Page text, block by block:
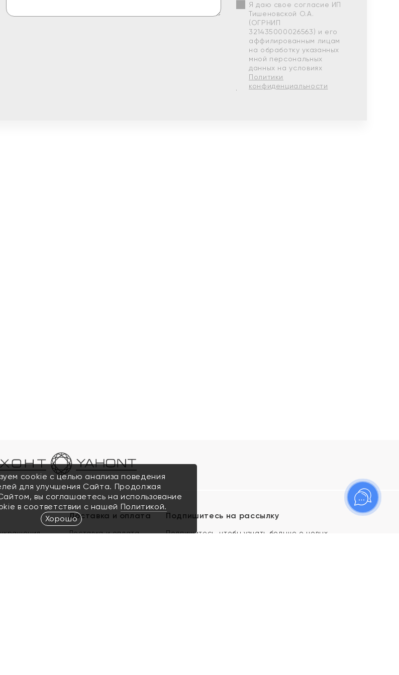
Я даю свое согласие ИП
Тишеновской О.А.
(ОГРНИП
321435000026563) и его
аффилированным лицам
на обработку указанных
мной персональных
данных на условиях
Политики
конфиденциальности
Доставка и оплата
Доставка и оплата
Подпишитесь на рассылку
Подпишитесь, чтобы узнать больше о новых
cookie с целью анализа поведения
для улучшения Сайта. Продолжая
вы соглашаетесь на использование
в соответствии с нашей Политикой.
Хорошо